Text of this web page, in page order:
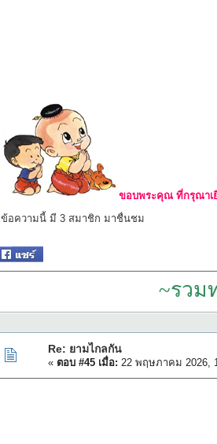
ขอบพระคุณ ที่กรุณาเ
ข้อความนี้ มี 3 สมาชิก มาชื่นชม
~รวม
Re: ยามไกลกัน
« ตอบ #45 เมื่อ: 22 พฤษภาคม 2026,